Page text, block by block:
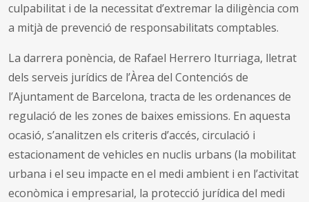
culpabilitat i de la necessitat d’extremar la diligència com
a mitjà de prevenció de responsabilitats comptables.
La darrera ponència, de Rafael Herrero Iturriaga, lletrat
dels serveis jurídics de l’Àrea del Contenciós de
l’Ajuntament de Barcelona, tracta de les ordenances de
regulació de les zones de baixes emissions. En aquesta
ocasió, s’analitzen els criteris d’accés, circulació i
estacionament de vehicles en nuclis urbans (la mobilitat
urbana i el seu impacte en el medi ambient i en l’activitat
econòmica i empresarial, la protecció jurídica del medi